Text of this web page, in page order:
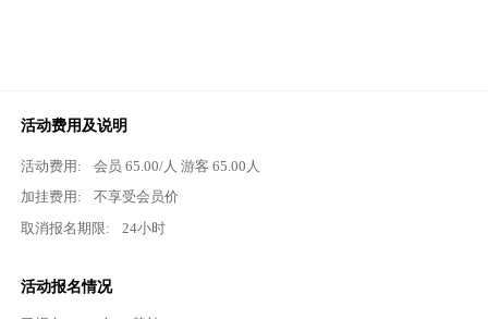
活动费用及说明
活动费用: 会员65.00/人 游客65.00 人
加挂费用:
不享受会员价
取消报名期限:
24小时
活动报名情况